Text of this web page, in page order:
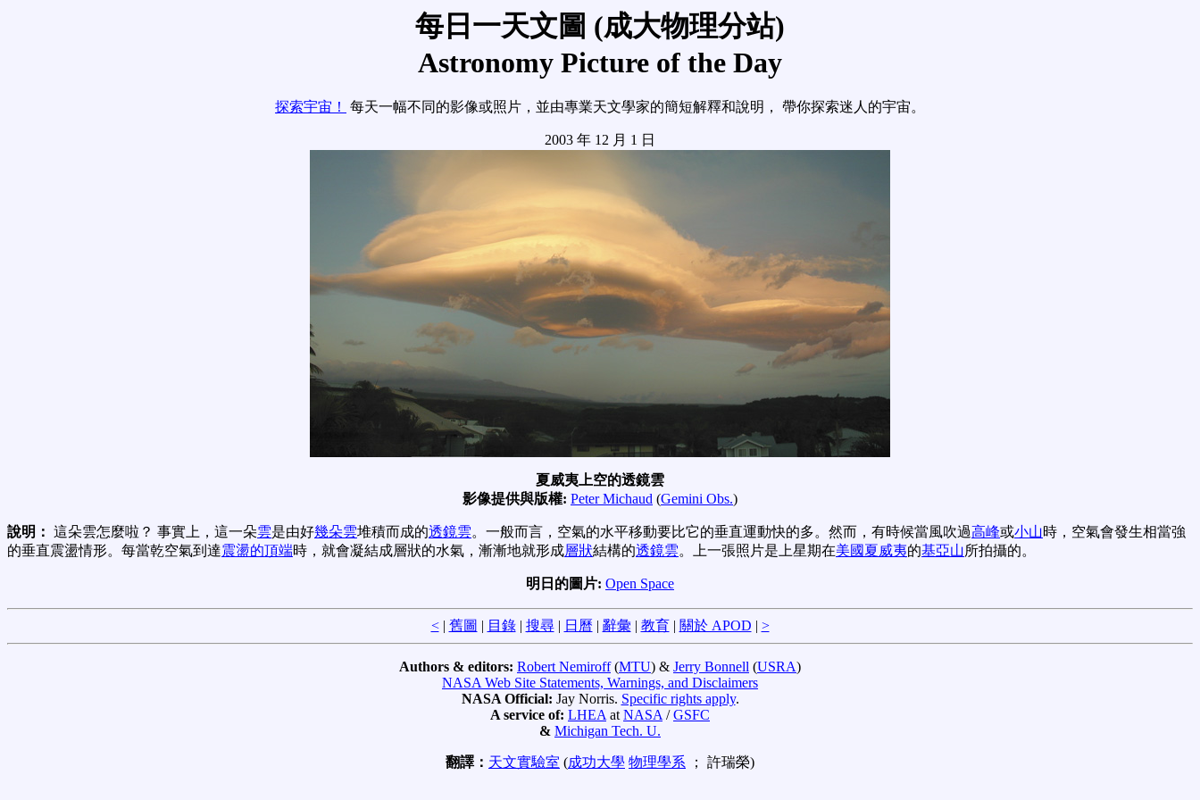
每日一天文圖 (成大物理分站)
Astronomy Picture of the Day
探索宇宙！ 每天一幅不同的影像或照片，並由專業天文學家的簡短解釋和說明， 帶你探索迷人的宇宙。
2003 年 12 月 1 日
夏威夷上空的透鏡雲
影像提供與版權: Peter Michaud (Gemini Obs.)
說明： 這朵雲怎麼啦？ 事實上，這一朵雲是由好幾朵雲堆積而成的透鏡雲。一般而言，空氣的水平移動要比它的垂直運動快的多。然而，有時候當風吹過高峰或小山時，空氣會發生相當強
的垂直震盪情形。每當乾空氣到達震盪的頂端時，就會凝結成層狀的水氣，漸漸地就形成層狀結構的透鏡雲。上一張照片是上星期在美國夏威夷的基亞山所拍攝的。
明日的圖片: Open Space
<| 舊圖 | 目錄| 搜尋| 日曆 | 辭彙 | 教育| 關於 APOD | >
Authors & editors: Robert Nemiroff(MTU) & Jerry Bonnell (USRA)
NASA Web Site Statements, Warnings, and Disclaimers
NASA Official: Jay Norris. Specific rights apply.
A service of: LHEAatNASA/GSFC
& Michigan Tech. U.
翻譯： 天文實驗室 (成功大學 物理學系 ； 許瑞榮)